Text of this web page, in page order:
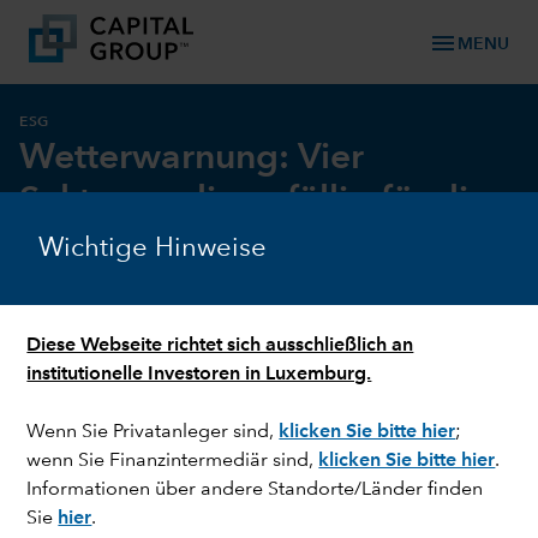
Wichtige Hinweise
Diese Webseite richtet sich ausschließlich an
institutionelle Investoren in Luxemburg.
Wenn Sie Privatanleger sind, klicken Sie bitte hier;
wenn Sie Finanzintermediär sind, klicken Sie bitte hier.
Informationen über andere Standorte/Länder finden
Sie hier.
menu MENU
ESG
Wetterwarnung: Vier
Sektoren, die anfällig für die
Naturgewalten sind